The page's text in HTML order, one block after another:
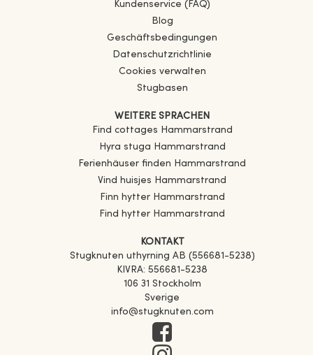
Kundenservice (FAQ)
Blog
Geschäftsbedingungen
Datenschutzrichtlinie
Cookies verwalten
Stugbasen
WEITERE SPRACHEN
Find cottages
Hammarstrand
Hyra stuga
Hammarstrand
Ferienhäuser finden
Hammarstrand
Vind huisjes
Hammarstrand
Finn hytter Hammarstrand
Find hytter Hammarstrand
KONTAKT
Stugknuten uthyrning AB (556681-5238)
KIVRA: 556681-5238
106 31 Stockholm
Sverige
info@stugknuten.com